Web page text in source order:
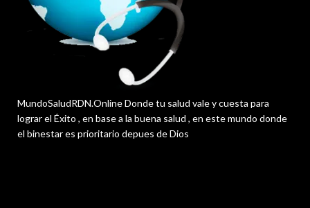
MundoSaludRDN.Online Donde tu salud vale y cuesta para
lograr el Éxito , en base a la buena salud , en este mundo donde
el binestar es prioritario depues de Dios